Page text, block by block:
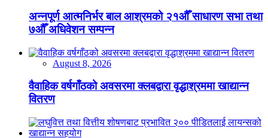
अन्नपूर्ण आत्मनिर्भर बाल आश्रमको २१औँ साधारण सभा तथा
७औँ अधिवेशन सम्पन्न
August 8, 2026
वैवाहिक वर्षगाँठको अवसरमा क्लबद्वारा वृद्धाश्रममा खाद्यान्न
वितरण